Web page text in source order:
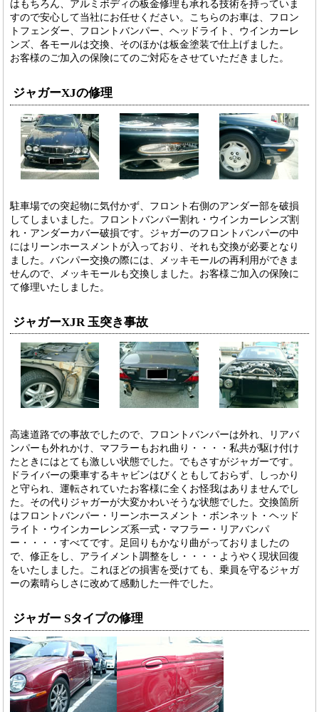
はもちろん、アルミボディの板金修理も承れる技術を持っていま
すので安心して当社にお任せください。こちらのお車は、フロン
トフェンダー、フロントバンパー、ヘッドライト、ウインカーレ
ンズ、各モールは交換、そのほかは板金塗装で仕上げました。
お客様のご加入の保険にてのご対応をさせていただきました。
ジャガーXJの修理
駐車場での突起物に気付かず、フロント右側のアンダー部を破損
してしまいました。フロントバンパー割れ・ウインカーレンズ割
れ・アンダーカバー破損です。ジャガーのフロントバンパーの中
にはリーンホースメントが入っており、それも交換が必要となり
ました。バンパー交換の際には、メッキモールの再利用ができま
せんので、メッキモールも交換しました。お客様ご加入の保険に
て修理いたしました。
ジャガーXJR 玉突き事故
高速道路での事故でしたので、フロントバンパーは外れ、リアバ
ンパーも外れかけ、マフラーもおれ曲り・・・・私共が駆け付け
たときにはとても激しい状態でした。でもさすがジャガーです。
ドライバーの乗車するキャビンはびくともしておらず、しっかり
と守られ、運転されていたお客様に全くお怪我はありませんでし
た。その代りジャガーが大変かわいそうな状態でした。交換箇所
はフロントバンパー・リーンホースメント・ボンネット・ヘッド
ライト・ウインカーレンズ系一式・マフラー・リアバンパ
ー・・・・すべてです。足回りもかなり曲がっておりましたの
で、修正をし、アライメント調整をし・・・・ようやく現状回復
をいたしました。これほどの損害を受けても、乗員を守るジャガ
ーの素晴らしさに改めて感動した一件でした。
ジャガー Sタイプの修理